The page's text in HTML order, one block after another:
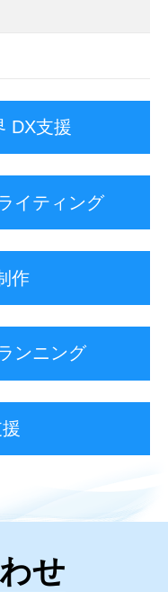
DX支援
イティング
作
ンニング
せ